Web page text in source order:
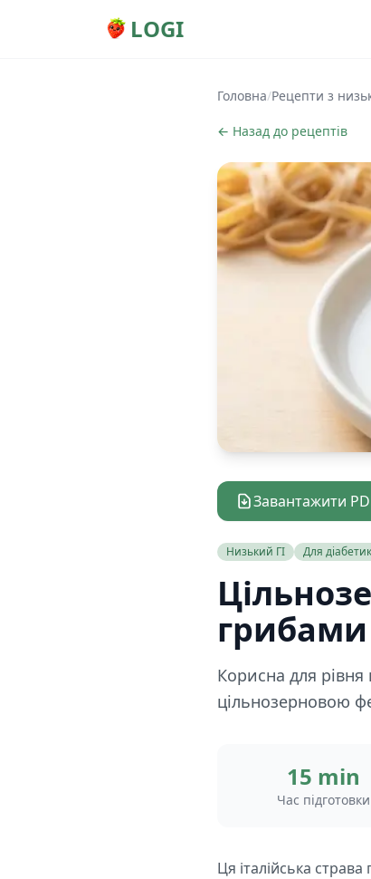
LOGI
Головна/Рецепти з
← Назад до рецептів
Завантажити
Низький ГІ Для
грибами
Корисна для
цільнозерновою
15 min
Час підготовки
Ця італійська